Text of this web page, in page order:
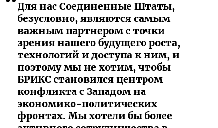
Для нас Соединенные Штаты,
безусловно, являются самым
важным партнером с точки
зрения нашего будущего роста,
технологий и доступа к ним, и
поэтому мы не хотим, чтобы
БРИКС становился центром
конфликта с Западом на
экономико-политических
фронтах. Мы хотели бы более